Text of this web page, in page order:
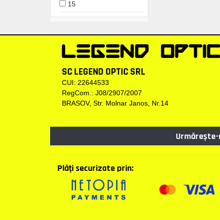
150
15
17
18
19
20
21
55
SC LEGEND OPTIC SRL
CUI: 22644533
RegCom.: J08/2907/2007
BRASOV, Str. Molnar Janos, Nr.14
Plăţi securizate prin: